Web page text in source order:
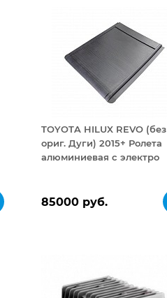
TOYOTA HILUX REVO (без
ориг. Дуги) 2015+ Ролета
алюминиевая с электро
85000 руб.